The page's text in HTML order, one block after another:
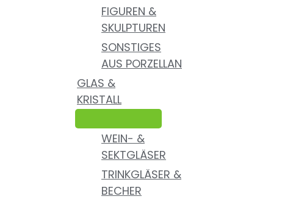
FIGUREN &
SKULPTUREN
SONSTIGES
AUS PORZELLAN
GLAS &
KRISTALL
WEIN- &
SEKTGLÄSER
TRINKGLÄSER &
BECHER